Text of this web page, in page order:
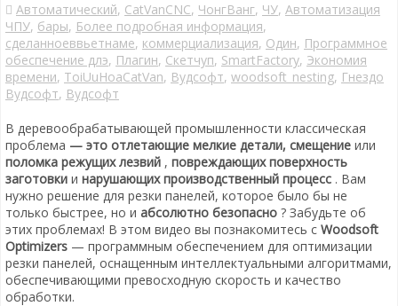
Автоматический, CatVanCNC, ЧонгВанг, ЧУ, Автоматизация
ЧПУ, бары, Более подробная информация,
сделанноеввьетнаме, коммерциализация, Один, Программное
обеспечение длэ, Плагин, Скетчуп, SmartFactory, Экономия
времени, ToiUuHoaCatVan, Вудсофт, woodsoft_nesting, Гнездо
Вудсофт, Вудсофт
В деревообрабатывающей промышленности классическая
проблема — это отлетающие мелкие детали, смещение или
поломка режущих лезвий , повреждающих поверхность
заготовки и нарушающих производственный процесс . Вам
нужно решение для резки панелей, которое было бы не
только быстрее, но и абсолютно безопасно ? Забудьте об
этих проблемах! В этом видео вы познакомитесь с Woodsoft
Optimizers — программным обеспечением для оптимизации
резки панелей, оснащенным интеллектуальными алгоритмами,
обеспечивающими превосходную скорость и качество
обработки.